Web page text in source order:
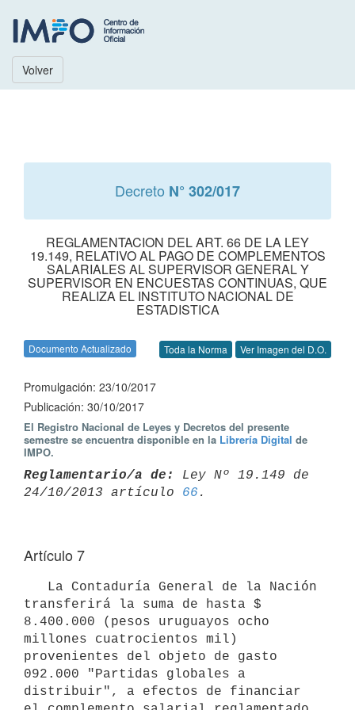
Volver
Decreto N° 302/017
REGLAMENTACION DEL ART. 66 DE LA LEY
19.149, RELATIVO AL PAGO DE COMPLEMENTOS
SALARIALES AL SUPERVISOR GENERAL Y
SUPERVISOR EN ENCUESTAS CONTINUAS, QUE
REALIZA EL INSTITUTO NACIONAL DE
ESTADISTICA
Documento Actualizado Toda la Norma Ver Imagen del D.O.
Promulgación: 23/10/2017
Publicación: 30/10/2017
El Registro Nacional de Leyes y Decretos del presente
semestre se encuentra disponible en la Librería Digital de
IMPO.
Reglamentario/a de:
Ley Nº 19.149 de
24/10/2013 artículo 66
Artículo 7
transferirá la suma de hasta $
8.400.000 (pesos uruguayos ocho
millones cuatrocientos mil)
provenientes del objeto de gasto
092.000 "Partidas globales a
distribuir", a efectos de financiar